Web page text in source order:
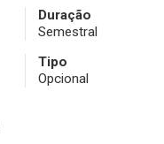
Duração
Semestral
Tipo
Opcional